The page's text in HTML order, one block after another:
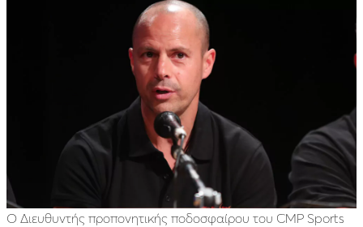
Ο Διευθυντής προπονητικής ποδοσφαίρου του CMP Sports